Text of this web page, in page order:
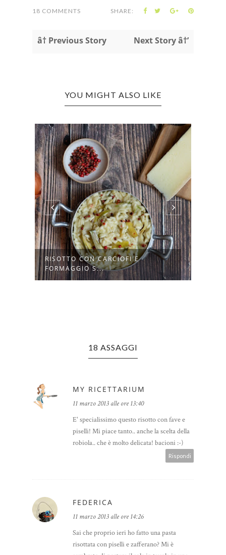
18 COMMENTS SHARE:
â† Previous Story Next Story â†’
YOU MIGHT ALSO LIKE
RISOTTO CON CARCIOFI E
FORMAGGIO S...
18 ASSAGGI
MY RICETTARIUM
11 marzo 2013 alle ore 13:40
E' specialissimo questo risotto con fave e
piselli! Mi piace tanto.. anche la scelta della
robiola.. che è molto delicata! bacioni :-)
Rispondi
FEDERICA
11 marzo 2013 alle ore 14:26
Sai che proprio ieri ho fatto una pasta
risottata con piselli e zafferano? Mi è